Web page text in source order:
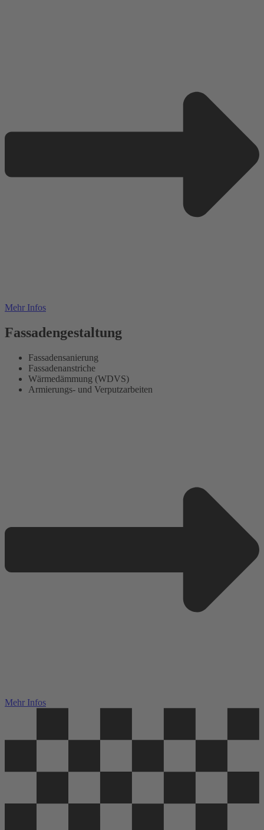
Mehr Infos
Fassadengestaltung
Fassadensanierung
Fassadenanstriche
Wärmedämmung (WDVS)
Armierungs- und Verputzarbeiten
Mehr Infos